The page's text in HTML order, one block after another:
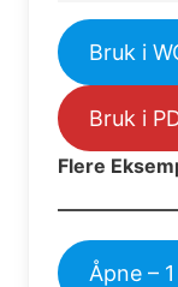
Bruk i
Bruk i
Flere
Åpne –